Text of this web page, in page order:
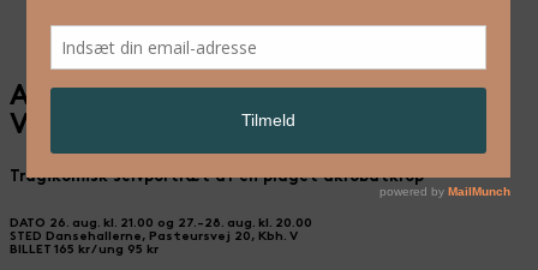
ANECKXANDER – Alexander
Vantournhout & Bauke Lievens
Tragikomisk selvportræt af en plaget akrobatkrop
DATO 26. aug. kl. 21.00 og 27.-28. aug. kl. 20.00
STED Dansehallerne, Pasteursvej 20, Kbh. V
BILLET 165 kr / ung 95 kr